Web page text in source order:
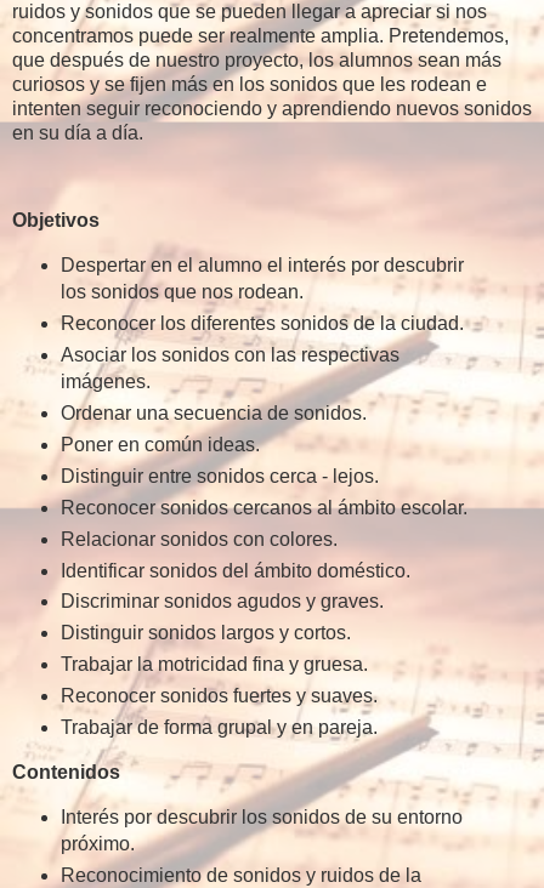
ruidos y sonidos que se pueden llegar a apreciar si nos
concentramos puede ser realmente amplia. Pretendemos,
que después de nuestro proyecto, los alumnos sean más
curiosos y se fijen más en los sonidos que les rodean e
intenten seguir reconociendo y aprendiendo nuevos sonidos
en su día a día.
Objetivos
Despertar en el alumno el interés por descubrir
los sonidos que nos rodean.
Reconocer los diferentes sonidos de la ciudad.
Asociar los sonidos con las respectivas
imágenes.
Ordenar una secuencia de sonidos.
Poner en común ideas.
Distinguir entre sonidos cerca - lejos.
Reconocer sonidos cercanos al ámbito escolar.
Relacionar sonidos con colores.
Identificar sonidos del ámbito doméstico.
Discriminar sonidos agudos y graves.
Distinguir sonidos largos y cortos.
Trabajar la motricidad fina y gruesa.
Reconocer sonidos fuertes y suaves.
Trabajar de forma grupal y en pareja.
Contenidos
Interés por descubrir los sonidos de su entorno
próximo.
Reconocimiento de sonidos y ruidos de la